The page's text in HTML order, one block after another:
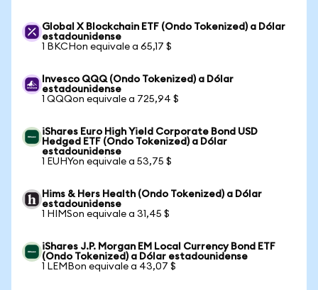
Global X Blockchain ETF (Ondo Tokenized) a Dólar
estadounidense
1 BKCHon equivale a 65,17 $
Invesco QQQ (Ondo Tokenized) a Dólar
estadounidense
1 QQQon equivale a 725,94 $
iShares Euro High Yield Corporate Bond USD
Hedged ETF (Ondo Tokenized) a Dólar
estadounidense
1 EUHYon equivale a 53,75 $
Hims & Hers Health (Ondo Tokenized) a Dólar
estadounidense
1 HIMSon equivale a 31,45 $
iShares J.P. Morgan EM Local Currency Bond ETF
(Ondo Tokenized) a Dólar estadounidense
1 LEMBon equivale a 43,07 $